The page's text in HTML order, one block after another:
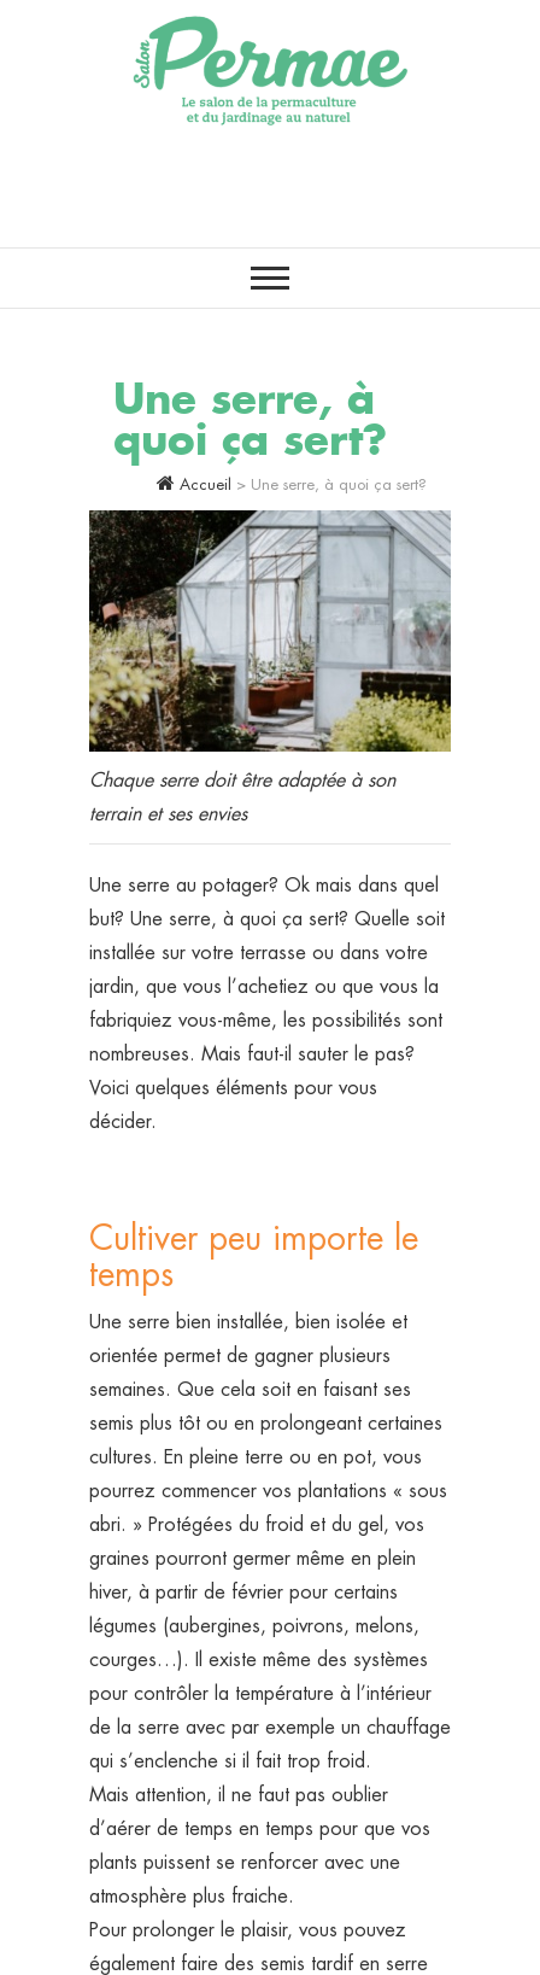
Salon Permae
PERMACULTURE, DE
L’AGROÉCOLOGIE ET DU
JARDINAGE AU NATUREL
Une serre, à
quoi ça sert?
Accueil > Une serre, à quoi ça sert?
Chaque serre doit être adaptée à son
terrain et ses envies
Une serre au potager? Ok mais dans quel
but? Une serre, à quoi ça sert? Quelle soit
installée sur votre terrasse ou dans votre
jardin, que vous l’achetiez ou que vous la
fabriquiez vous-même, les possibilités sont
nombreuses. Mais faut-il sauter le pas?
Voici quelques éléments pour vous
décider.
Cultiver peu importe le
temps
Une serre bien installée, bien isolée et
orientée permet de gagner plusieurs
semaines. Que cela soit en faisant ses
semis plus tôt ou en prolongeant certaines
cultures. En pleine terre ou en pot, vous
pourrez commencer vos plantations « sous
abri. » Protégées du froid et du gel, vos
graines pourront germer même en plein
hiver, à partir de février pour certains
légumes (aubergines, poivrons, melons,
courges…). Il existe même des systèmes
pour contrôler la température à l’intérieur
de la serre avec par exemple un chauffage
qui s’enclenche si il fait trop froid.
Mais attention, il ne faut pas oublier
d’aérer de temps en temps pour que vos
plants puissent se renforcer avec une
atmosphère plus fraiche.
Pour prolonger le plaisir, vous pouvez
également faire des semis tardif en serre